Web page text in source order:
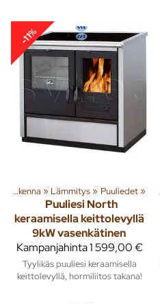
-11%
Rakenna ‪» Lämmitys‪» Puuliedet‪»
Puuliesi North
keraamisella keittolevyllä
9kW vasenkätinen
Kampanjahinta1 599,00 €
Tyylikäs puuliesi keraamisella
keittolevyllä, hormiliitos takana!
‪»Lämmitys‪»Piiput ja tarvikkeet